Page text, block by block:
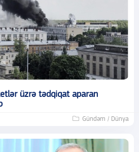
üzrə tədqiqat aparan
Gündəm / Dünya